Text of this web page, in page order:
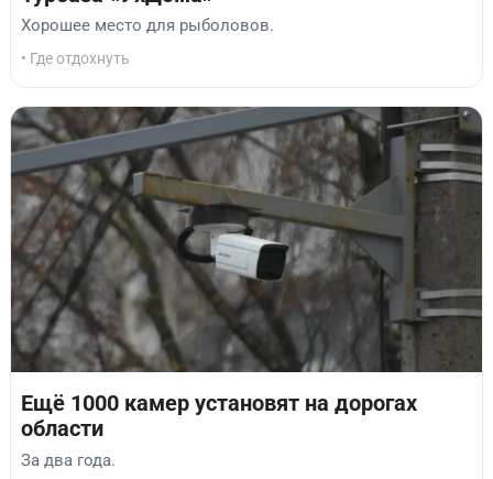
Хорошее место для рыболовов.
• Где отдохнуть
Ещё 1000 камер установят на дорогах
области
За два года.